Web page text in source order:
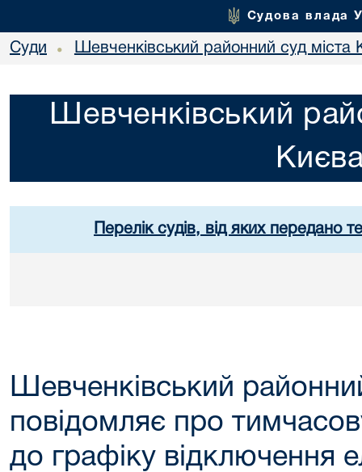
Судова влада
Суди • Шевченківський районний суд міста
Шевченківський
Перелік судів, від яких передано
Шевченківський
повідомляє про
до графіку відключення